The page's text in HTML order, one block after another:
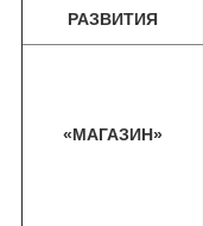
РАЗВИТИЯ
«МАГАЗИН»